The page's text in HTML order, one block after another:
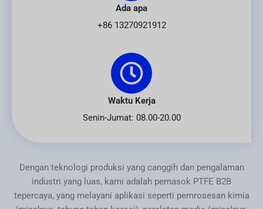
Ada apa
+86 13270921912
Waktu Kerja
Senin-Jumat: 08.00-20.00
Dengan teknologi produksi yang canggih dan pengalaman
industri yang luas, kami adalah pemasok PTFE B2B
tepercaya, yang melayani aplikasi seperti pemrosesan kimia